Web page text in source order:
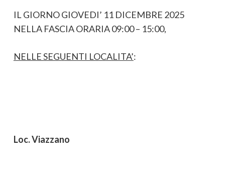
IL GIORNO GIOVEDI’ 11 DICEMBRE 2025
NELLA FASCIA ORARIA 09:00 – 15:00,
NELLE SEGUENTI LOCALITA’:
Loc. Viazzano